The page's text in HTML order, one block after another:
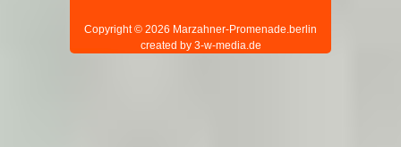
Copyright © 2026 Marzahner-Promenade.berlin
created by 3-w-media.de